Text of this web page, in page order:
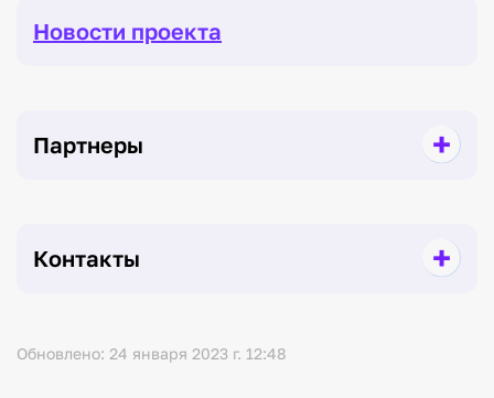
Новости проекта
Партнеры
Контакты
Обновлено: 24 января 2023 г. 12:48